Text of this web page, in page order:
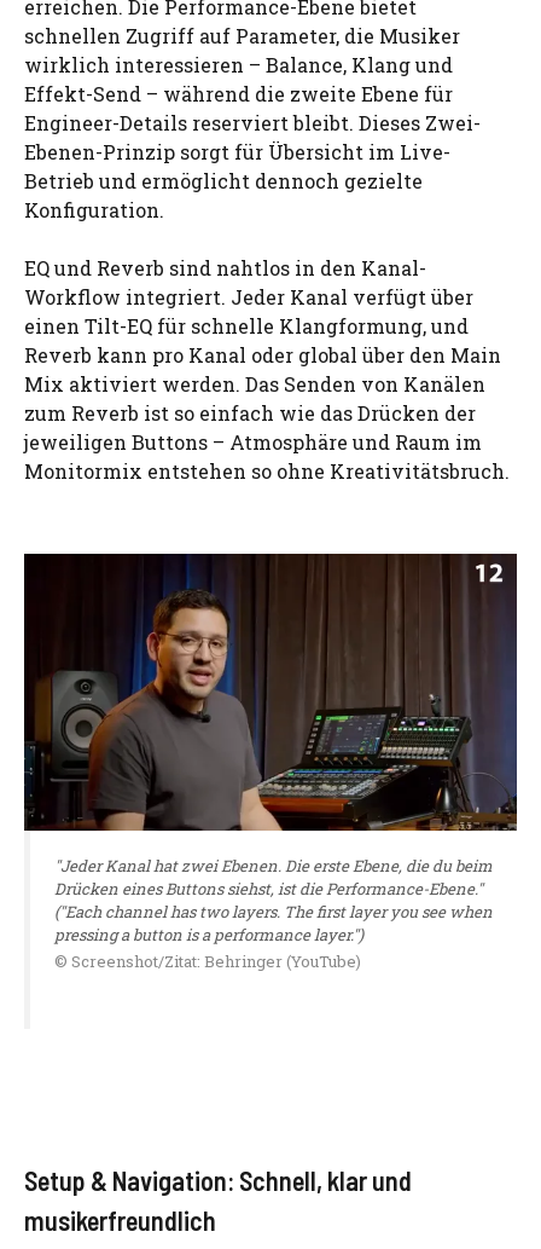
erreichen. Die Performance-Ebene bietet
schnellen Zugriff auf Parameter, die Musiker
wirklich interessieren – Balance, Klang und
Effekt-Send – während die zweite Ebene für
Engineer-Details reserviert bleibt. Dieses Zwei-
Ebenen-Prinzip sorgt für Übersicht im Live-
Betrieb und ermöglicht dennoch gezielte
Konfiguration.
EQ und Reverb sind nahtlos in den Kanal-
Workflow integriert. Jeder Kanal verfügt über
einen Tilt-EQ für schnelle Klangformung, und
Reverb kann pro Kanal oder global über den Main
Mix aktiviert werden. Das Senden von Kanälen
zum Reverb ist so einfach wie das Drücken der
jeweiligen Buttons – Atmosphäre und Raum im
Monitormix entstehen so ohne Kreativitätsbruch.
"Jeder Kanal hat zwei Ebenen. Die erste Ebene, die du beim
Drücken eines Buttons siehst, ist die Performance-Ebene."
("Each channel has two layers. The first layer you see when
pressing a button is a performance layer.")
© Screenshot/Zitat: Behringer (YouTube)
Setup & Navigation: Schnell, klar und
musikerfreundlich